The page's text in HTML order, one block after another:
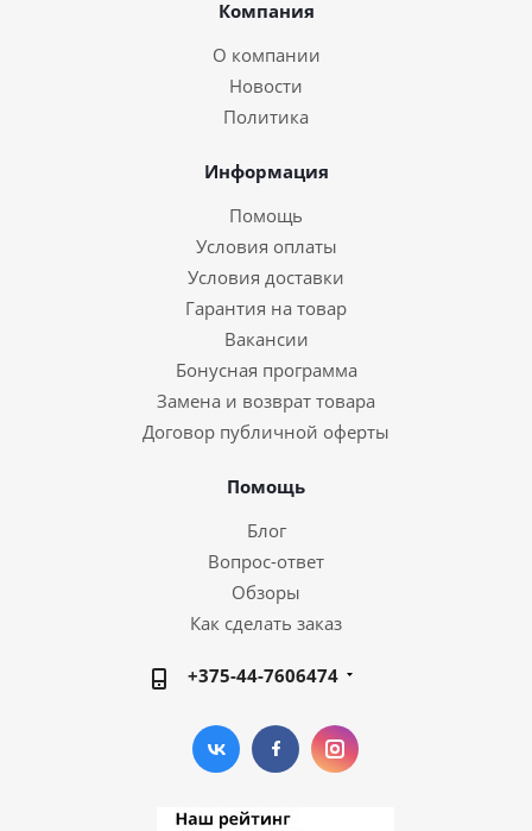
Компания
О компании
Новости
Политика
Информация
Помощь
Условия оплаты
Условия доставки
Гарантия на товар
Вакансии
Бонусная программа
Замена и возврат товара
Договор публичной оферты
Помощь
Блог
Вопрос-ответ
Обзоры
Как сделать заказ
+375-44-7606474